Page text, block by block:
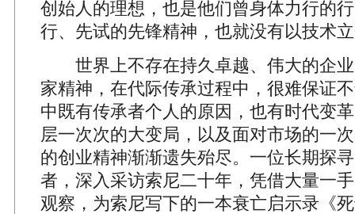
创始人的理想，也是他们曾身体力行的
行、先试的先锋精神，也就没有以技术
世界上不存在持久卓越、伟大的企业
家精神，在代际传承过程中，很难保证
中既有传承者个人的原因，也有时代变
层一次次的大变局，以及面对市场的一
的创业精神渐渐遗失殆尽。一位长期探
者，深入采访索尼二十年，凭借大量一
观察，为索尼写下的一本衰亡启示录《